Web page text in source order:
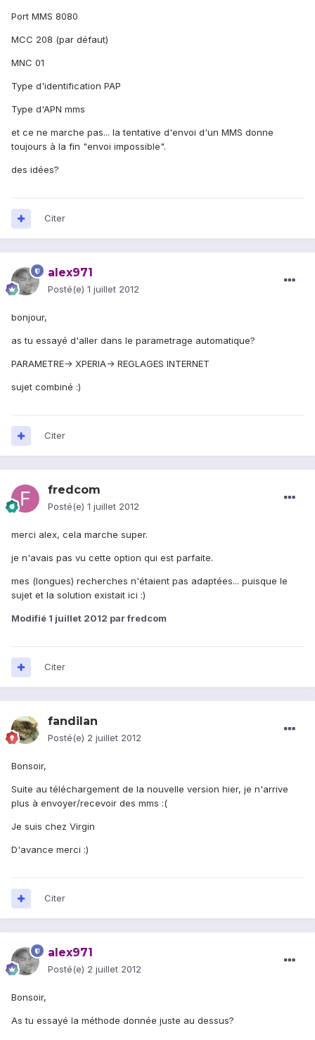
Port MMS 8080
MCC 208 (par défaut)
MNC 01
Type d'identification PAP
Type d'APN mms
et ce ne marche pas... la tentative d'envoi d'un MMS donne
toujours à la fin "envoi impossible".
des idées?
Citer
alex971
Posté(e) 1 juillet 2012
bonjour,
as tu essayé d'aller dans le parametrage automatique?
PARAMETRE-> XPERIA-> REGLAGES INTERNET
sujet combiné :)
Citer
fredcom
Posté(e) 1 juillet 2012
merci alex, cela marche super.
je n'avais pas vu cette option qui est parfaite.
mes (longues) recherches n'étaient pas adaptées... puisque le
sujet et la solution existait ici :)
Modifié 1 juillet 2012 par fredcom
Citer
fandilan
Posté(e) 2 juillet 2012
Bonsoir,
Suite au téléchargement de la nouvelle version hier, je n'arrive
plus à envoyer/recevoir des mms :(
Je suis chez Virgin
D'avance merci :)
Citer
alex971
Posté(e) 2 juillet 2012
Bonsoir,
As tu essayé la méthode donnée juste au dessus?